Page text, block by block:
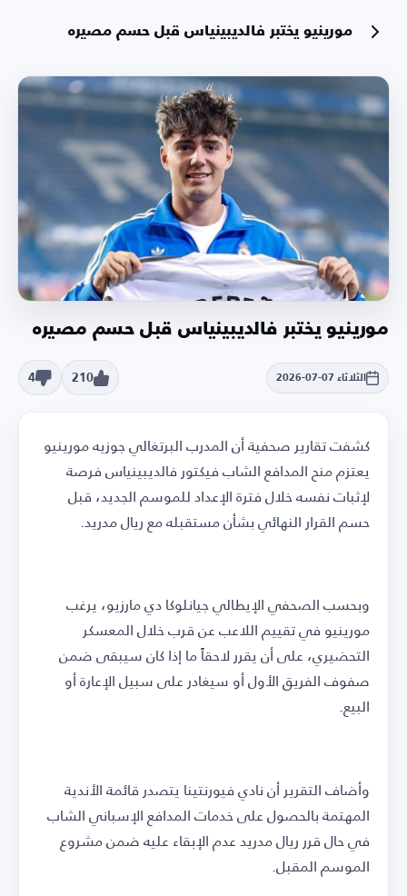
مورينيو يختبر فالديبينياس قبل حسم مصيره
مورينيو يختبر فالديبينياس قبل حسم مصيره
الثلاثاء 07-07-2026 210
4
كشفت تقارير صحفية أن المدرب البرتغالي جوزيه مورينيو
يعتزم منح المدافع الشاب فيكتور فالديبينياس فرصة
لإثبات نفسه خلال فترة الإعداد للموسم الجديد، قبل
حسم القرار النهائي بشأن مستقبله مع ريال مدريد.
وبحسب الصحفي الإيطالي جيانلوكا دي مارزيو، يرغب
مورينيو في تقييم اللاعب عن قرب خلال المعسكر
التحضيري، على أن يقرر لاحقاً ما إذا كان سيبقى ضمن
صفوف الفريق الأول أو سيغادر على سبيل الإعارة أو
البيع.
وأضاف التقرير أن نادي فيورنتينا يتصدر قائمة الأندية
المهتمة بالحصول على خدمات المدافع الإسباني الشاب
في حال قرر ريال مدريد عدم الإبقاء عليه ضمن مشروع
الموسم المقبل.